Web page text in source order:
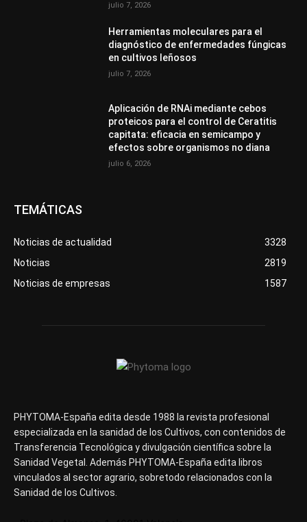
julio 7, 2026
Herramientas moleculares para el
diagnóstico de enfermedades fúngicas
en cultivos leñosos
julio 7, 2026
Aplicación de RNAi mediante cebos
proteicos para el control de Ceratitis
capitata: eficacia en semicampo y
efectos sobre organismos no diana
julio 6, 2026
TEMÁTICAS
Noticias de actualidad
3328
Noticias
2819
Noticias de empresas
1587
PHYTOMA-España edita desde 1988 la revista profesional
especializada en la sanidad de los Cultivos, con contenidos de
Transferencia Tecnológica y divulgación científica sobre la
Sanidad Vegetal. Además PHYTOMA-España edita libros
vinculados al sector agrario, sobretodo relacionados con la
Sanidad de los Cultivos.